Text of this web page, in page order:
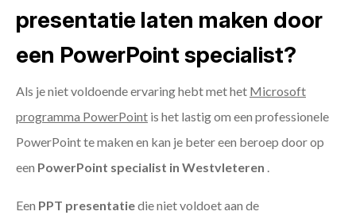
presentatie laten maken door
een PowerPoint specialist?
Als je niet voldoende ervaring hebt met het Microsoft
programma PowerPoint is het lastig om een professionele
PowerPoint te maken en kan je beter een beroep door op
een PowerPoint specialist in Westvleteren .
Een PPT presentatiedie niet voldoet aan de